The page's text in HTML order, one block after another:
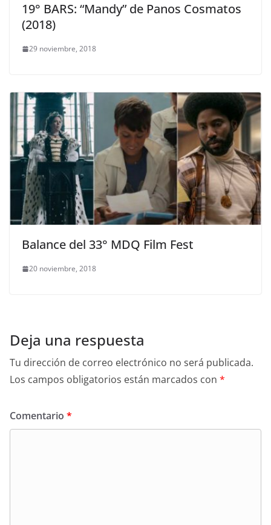
19° BARS: “Mandy” de Panos Cosmatos
(2018)
29 noviembre, 2018
Balance del 33° MDQ Film Fest
20 noviembre, 2018
Deja una respuesta
Tu dirección de correo electrónico no será publicada.
Los campos obligatorios están marcados con *
Comentario *